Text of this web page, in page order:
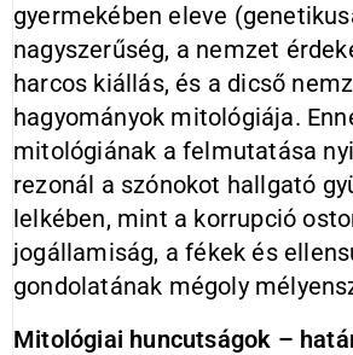
gyermekében eleve
nagyszerűség, a nemzet
harcos kiállás, és a dicső
hagyományok mitológiája.
mitológiának a felmutatása
rezonál a szónokot hallgató
lelkében, mint a korrupció
jogállamiság, a fékek és
gondolatának mégoly
Mitológiai huncutságok –